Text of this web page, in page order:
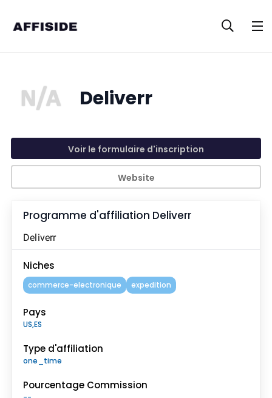
Deliverr
Website
Voir le formulaire d'inscription
Programme d'affiliation Deliverr
Deliverr
Niches
commerce-electronique expedition
Pays
US,ES
Type d'affiliation
one_time
Pourcentage Commission